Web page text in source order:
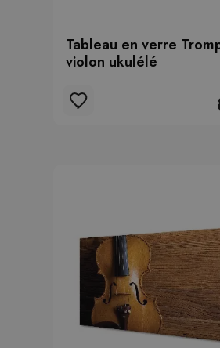
Tableau en verre
violon ukulélé